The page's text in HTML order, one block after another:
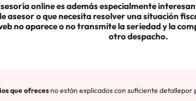
online es además especialmente
asesor o que necesita resolver una situación
no aparece o no transmite la seriedad y la
otro despacho.
que ofreces no están explicados con suficiente detallepor